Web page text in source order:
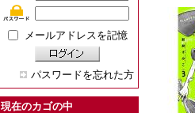
メールアドレスを記憶
パスワードを忘れた方
現在のカゴの中